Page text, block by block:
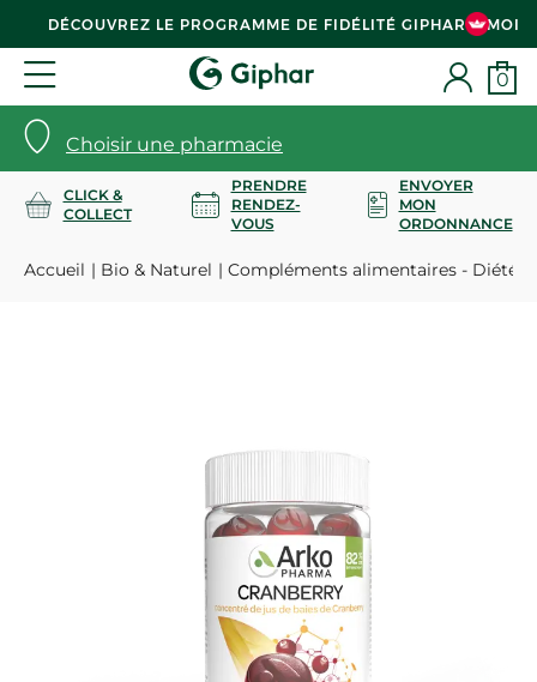
DÉCOUVREZ LE PROGRAMME DE FIDÉLITÉ GIPHAR & MOI
Choisir une pharmacie
0
CLICK &
COLLECT
PRENDRE
RENDEZ-
VOUS
ENVOYER
MON
ORDONNANCE
Accueil Bio & Naturel Compléments alimentaires -